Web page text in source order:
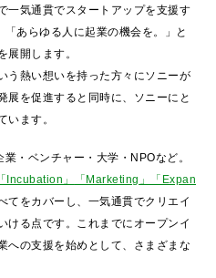
一気通貫でスタートアップを支援す
「あらゆる人に起業の機会を。」と
展開します。
う熱い想いを持った方々にソニーが
展を促進すると同時に、ソニーにと
います。
・ベンチャー・大学・NPOなど。
「Incubation」 「Marketing」
「Expan
てをカバーし、一気通貫でクリエイ
ける点です。これまでにオープンイ
への支援を始めとして、さまざまな